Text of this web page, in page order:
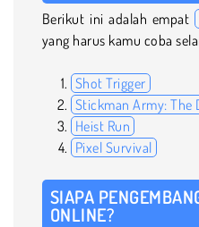
Berikut ini adalah empat
yang harus kamu coba
Shot Trigger
Stickman Army: The
Heist Run
Pixel Survival
SIAPA
ONLINE?